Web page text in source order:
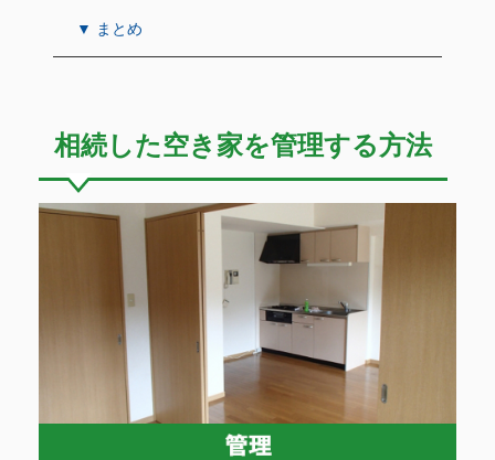
▼ まとめ
相続した空き家を管理する方法